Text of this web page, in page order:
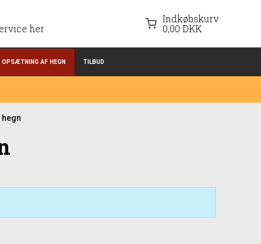
her
Indkøbskurv
0,00 DKK
OPSÆTNING AF HEGN TILBUD